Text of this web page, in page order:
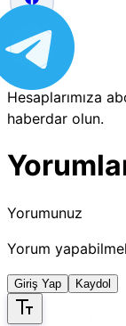
Hesaplarımıza
haberdar olun.
Yorumunuz
Yorum
Giriş Yap Kaydol